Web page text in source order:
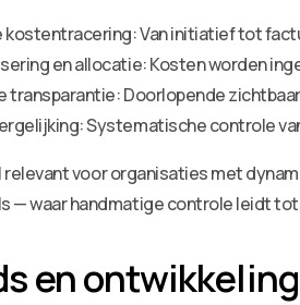
kostentracering: Van initiatief tot
en allocatie: Kosten worden
transparantie: Doorlopende
Systematische controle
relevant voor organisaties met
— waar handmatige controle leidt
en